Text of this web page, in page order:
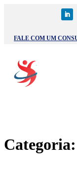
FALE COM UM
Categoria: